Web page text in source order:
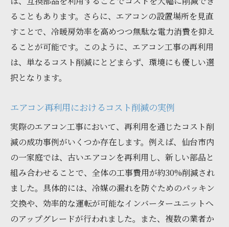
ることもあります。さらに、エアコンの設置場所を見直
すことで、冷暖房効率を高めつつ無駄な電力消費を抑え
ることが可能です。このように、エアコン工事の再利用
は、単なるコスト削減にとどまらず、環境にも優しい選
択となります。
エアコン再利用におけるコスト削減の実例
実際のエアコン工事において、再利用を通じたコスト削
減の成功事例がいくつか存在します。例えば、仙台市内
の一家庭では、古いエアコンを再利用し、新しい部品と
組み合わせることで、全体の工事費用が約30%削減され
ました。具体的には、冷媒の漏れを防ぐためのパッキン
交換や、効率的な運転が可能なインバーターユニットへ
のアップグレードが行われました。また、複数の業者か